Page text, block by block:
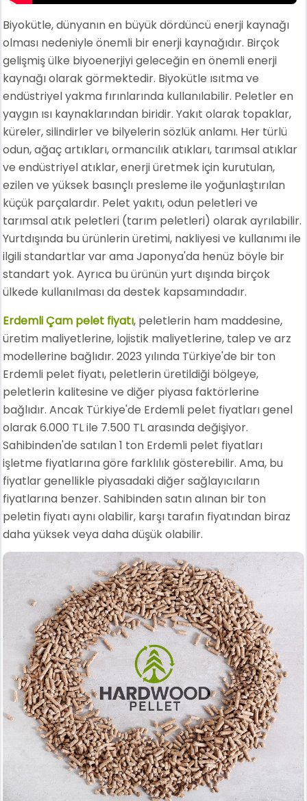
Biyokütle, dünyanın en büyük dördüncü enerji kaynağı
olması nedeniyle önemli bir enerji kaynağıdır. Birçok
gelişmiş ülke biyoenerjiyi geleceğin en önemli enerji
kaynağı olarak görmektedir. Biyokütle ısıtma ve
endüstriyel yakma fırınlarında kullanılabilir. Peletler en
yaygın ısı kaynaklarından biridir. Yakıt olarak topaklar,
küreler, silindirler ve bilyelerin sözlük anlamı. Her türlü
odun, ağaç artıkları, ormancılık atıkları, tarımsal atıklar
ve endüstriyel atıklar, enerji üretmek için kurutulan,
ezilen ve yüksek basınçlı presleme ile yoğunlaştırılan
küçük parçalardır. Pelet yakıtı, odun peletleri ve
tarımsal atık peletleri (tarım peletleri) olarak ayrılabilir.
Yurtdışında bu ürünlerin üretimi, nakliyesi ve kullanımı ile
ilgili standartlar var ama Japonya'da henüz böyle bir
standart yok. Ayrıca bu ürünün yurt dışında birçok
ülkede kullanılması da destek kapsamındadır.
Erdemli Çam pelet fiyatı, peletlerin ham maddesine,
üretim maliyetlerine, lojistik maliyetlerine, talep ve arz
modellerine bağlıdır. 2023 yılında Türkiye'de bir ton
Erdemli pelet fiyatı, peletlerin üretildiği bölgeye,
peletlerin kalitesine ve diğer piyasa faktörlerine
bağlıdır. Ancak Türkiye'de Erdemli pelet fiyatları genel
olarak 6.000 TL ile 7.500 TL arasında değişiyor.
Sahibinden'de satılan 1 ton Erdemli pelet fiyatları
işletme fiyatlarına göre farklılık gösterebilir. Ama, bu
fiyatlar genellikle piyasadaki diğer sağlayıcıların
fiyatlarına benzer. Sahibinden satın alınan bir ton
peletin fiyatı aynı olabilir, karşı tarafın fiyatından biraz
daha yüksek veya daha düşük olabilir.